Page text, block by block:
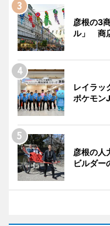
彦根の3
ル」 商
レイラッ
ポケモン
彦根の人
ビルダー